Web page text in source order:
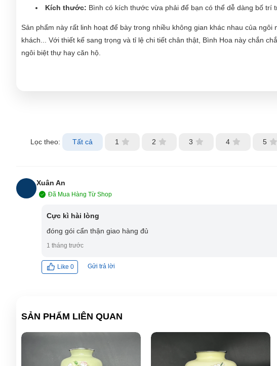
Kích thước: Bình có kích thước vừa phải để bạn có thể dễ dàng bố trí
Sản phẩm này rất linh hoạt để bày trong nhiều không gian khác nhau của
khách... Với thiết kế sang trọng và tỉ lệ chi tiết chân thật, Bình Hoa này chắn
ngôi biệt thự hay căn hộ.
Lọc theo: Tất cả 1 2 3 4 5
Xuân An
Đã Mua Hàng Từ Shop
Cực kì hài lòng
đóng gói cẩn thận giao hàng đủ
1 tháng trước
Like 0 Gửi trả lời
SẢN PHẨM LIÊN QUAN